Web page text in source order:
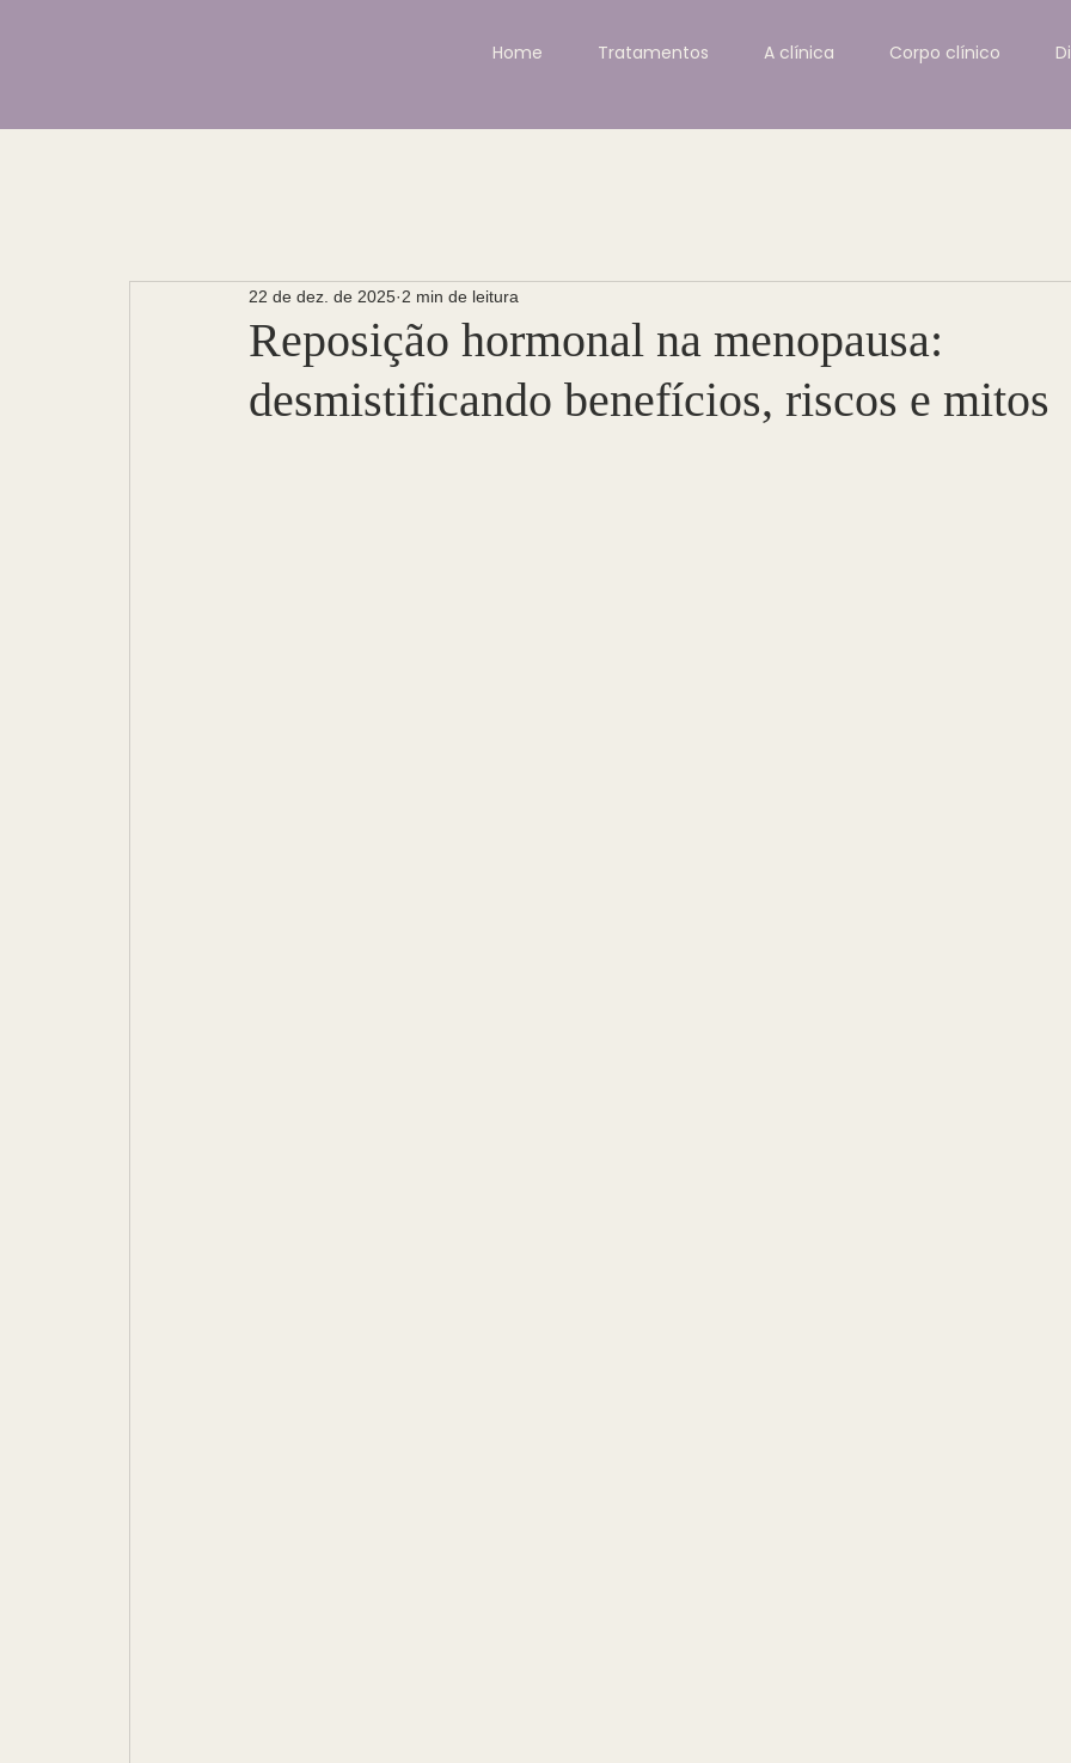
Home Tratamentos A clínica Corpo clínico
Reposição hormonal na menopausa:
desmistificando benefícios, riscos e mitos
22 de dez. de 2025 2 min de leitura